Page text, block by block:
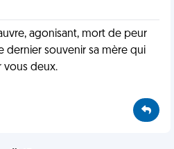
agonisant, mort de peur
dernier souvenir sa mère qui
vous deux.